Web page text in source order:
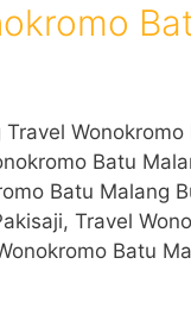
Wonokromo
Batu
Batu Malang
Travel
Batu